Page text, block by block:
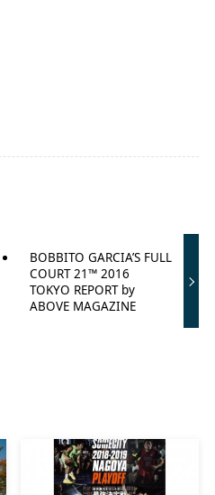
BOBBITO GARCIA’S FULL
COURT 21™ 2016
TOKYO REPORT by
ABOVE MAGAZINE